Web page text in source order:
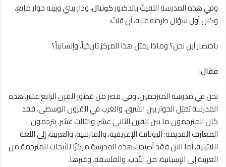
وفي هذه المدرسة التقيتُ بالدكتوركونيال، ودار بيني وبينه حوار ماتع،
وكان أول سؤال طرحته عليه، أن قلتُ:
باختصار أين نحن؟ وماذا يمثل هذا المركز تاريخياً، وإنسانياً؟
فقال:
نحن في مدرسة المترجمين، وفي قصر من قصور القرن الرابع عشر، هذه
المدرسة تمثل الحوار بين الشرق، والغرب في القرون الوسطى، فقد
كان المترجمون ما بين القرن الثاني عشر، والثالث عشر، يترجمون
المعارف القديمة: اليونانية الإغريقية، والفارسية، والعربية، إلى اللغة
اللاتينية، أما الآن فقد أصبحت هذه المدرسة مركزًا للأبحاث المترجمة من
العربية إلى الإسبانية، من الأدب، والفلسفة، وغيرها.